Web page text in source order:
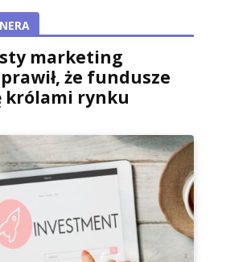
marketing
że fundusze
królami rynku